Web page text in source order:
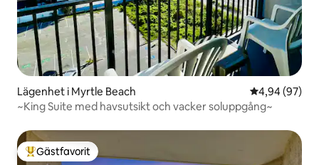
Lägenhet i Myrtle Beach 4,94 av 5 i
4,94 (97)
~King Suite med havsutsikt och vacker soluppgång~
Populär gästfavorit
Gästfavorit